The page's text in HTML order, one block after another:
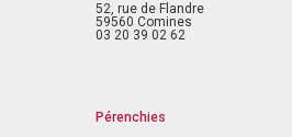
52, rue de Flandre
59560 Comines
03 20 39 02 62
Pérenchies